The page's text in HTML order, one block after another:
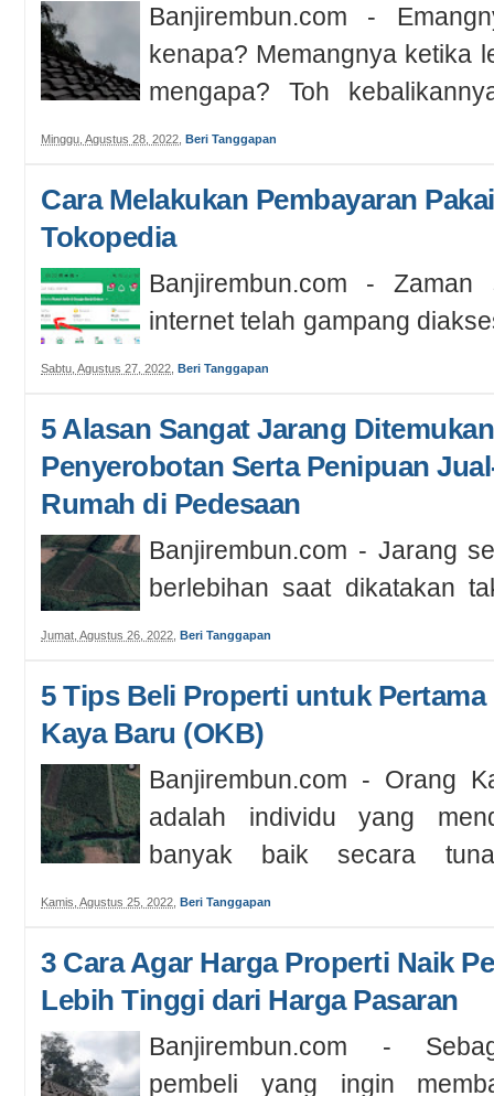
Banjirembun.com -
kenapa? Memangnya ketika
mengapa? Toh
jaminan ...
Minggu, Agustus 28, 2022 Beri Tanggapan
Cara Melakukan Pembayaran
Tokopedia
Banjirembun.com -
internet telah gampang
murah tetapi masih saja ada
Sabtu, Agustus 27, 2022 Beri Tanggapan
5 Alasan Sangat Jarang
Penyerobotan Serta Penipuan
Rumah di Pedesaan
Banjirembun.com - Jarang
berlebihan saat dikatakan
penipuan dan kasus
Jumat, Agustus 26, 2022 Beri Tanggapan
5 Tips Beli Properti untuk
Kaya Baru (OKB)
Banjirembun.com - Orang
adalah individu yang
banyak baik secara
tabungan di ban...
Kamis, Agustus 25, 2022 Beri Tanggapan
3 Cara Agar Harga Properti Naik
Lebih Tinggi dari Harga Pasaran
Banjirembun.com -
pembeli yang ingin